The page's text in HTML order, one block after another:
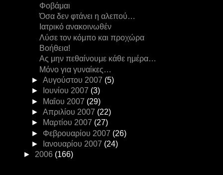
Φοβάμαι
Όσα δεν φτάνει η αλεπού…
Ιατρικό ανακοινωθέν
Λύσε τον κόμπο και προχώρα
Βοήθεια!
Ας μην πεθαίνουμε κάθε ημέρα…
Μόνο για γυναίκες…
► Αυγούστου 2007 (5)
►
Ιουνίου 2007 (3)
►
Μαΐου 2007 (29)
► Απριλίου 2007 (22)
►
Μαρτίου 2007 (27)
► Φεβρουαρίου 2007 (26)
►
Ιανουαρίου 2007 (24)
► 2006 (166)